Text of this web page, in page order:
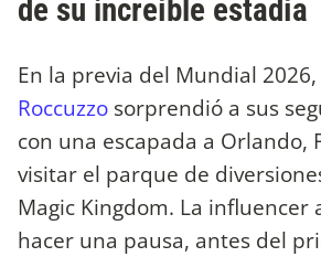
de su increíble estadía
En la previa del Mundial 2026,
Roccuzzo sorprendió a sus
con una escapada a Orlando,
visitar el parque de
Magic Kingdom. La influencer
hacer una pausa, antes del